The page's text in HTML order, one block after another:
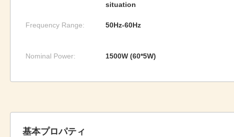
situation
Frequency Range: 50Hz-60Hz
Nominal Power: 1500W (60*5W)
基本プロパティ